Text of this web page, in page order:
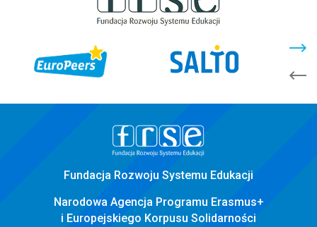
Fundacja Rozwoju Systemu Edukacji
Narodowa Agencja Programu Erasmus+
i Europejskiego Korpusu Solidarności